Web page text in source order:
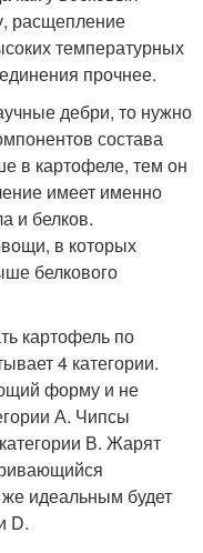
расщепление
температурных
прочнее.
дебри, то нужно
состава
в картофеле, тем он
имеет именно
и белков.
в которых
белкового
картофель по
4 категории.
форму и не
А. Чипсы
В. Жарят
идеальным будет
D.